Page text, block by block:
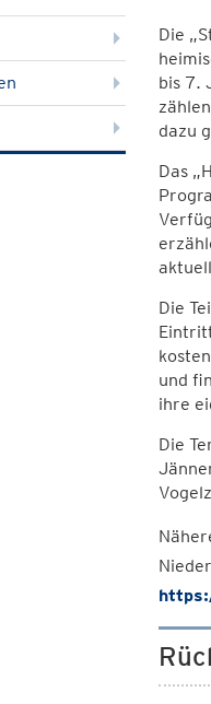
Die
bis 7.
dazu
Das
Die
und
ihre
Die